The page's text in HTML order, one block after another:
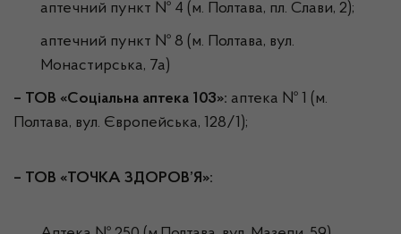
аптечний пункт № 4 (м. Полтава, пл. Слави, 2);
аптечний пункт № 8 (м. Полтава, вул.
Монастирська, 7а)
– ТОВ «Соціальна аптека 103»: аптека № 1 (м.
Полтава, вул. Європейська, 128/1);
– ТОВ «ТОЧКА ЗДОРОВ’Я»: